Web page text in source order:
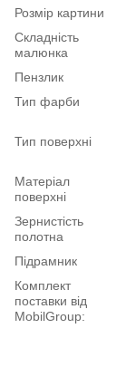
Розмір картини
Складність
малюнка
Пензлик
Тип фарби
Тип поверхні
Матеріал
поверхні
Зернистість
полотна
Підрамник
Комплект
поставки від
MobilGroup: